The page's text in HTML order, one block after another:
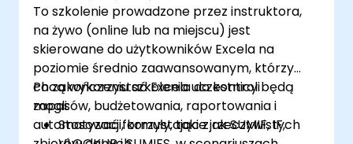
To szkolenie prowadzone przez instruktora,
na żywo (online lub na miejscu) jest
skierowane do użytkowników Excela na
poziomie średnio zaawansowanym, którzy
chcą wykorzystać Excela do kontroli
zapasów, budżetowania, raportowania i
automatyzacji, korzystając z rzeczywistych
Po zakończeniu szkolenia uczestnicy będą
mogli:
Stosować formuły, takie jak SUMIF, IF,